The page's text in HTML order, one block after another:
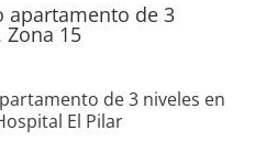
apartamento de 3
15
de 3 niveles en
El Pilar